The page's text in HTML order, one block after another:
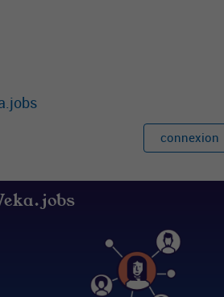
connexion